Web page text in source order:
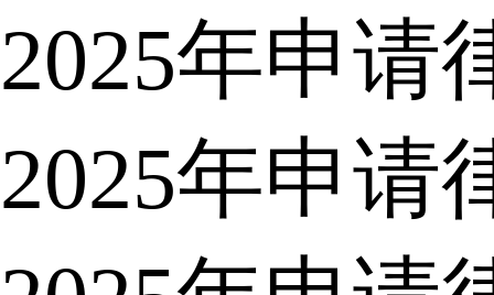
2025年申请
2025年申请